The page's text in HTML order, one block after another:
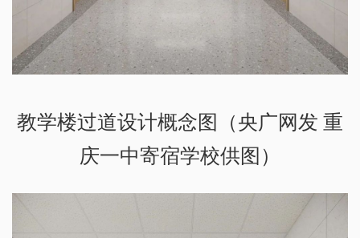
教学楼过道设计概念图（央广网发 重
庆一中寄宿学校供图）